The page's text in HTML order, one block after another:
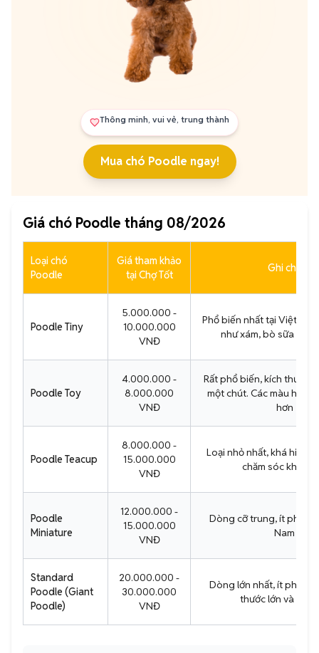
Thông minh, vui vẻ, trung thành
Mua chó Poodle ngay!
Giá chó Poodle tháng 08/2026
Loại chó
Poodle
Giá tham khảo
tại Chợ Tốt
Ghi chú
Poodle Tiny
5.000.000 -
10.000.000
VNĐ
Phổ biến nhất tại Việt
như xám, bò sữa giá
Poodle Toy
4.000.000 -
8.000.000
VNĐ
Rất phổ biến, kích thước
một chút. Các màu hiếm
hơn
Poodle Teacup
8.000.000 -
15.000.000
VNĐ
Loại nhỏ nhất, khá hiếm,
chăm sóc khó
Poodle
Miniature
12.000.000 -
15.000.000
VNĐ
Dòng cỡ trung, ít phổ
Nam
Standard
Poodle (Giant
Poodle)
20.000.000 -
30.000.000
VNĐ
Dòng lớn nhất, ít phổ
thước lớn và giá